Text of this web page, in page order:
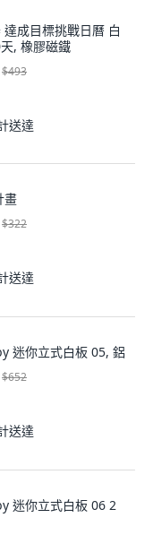
達成目標挑戰日曆 白
, 橡膠磁鐵
$493
送達
畫
$322
送達
迷你立式白板 05, 鋁
$652
送達
迷你立式白板 06 2